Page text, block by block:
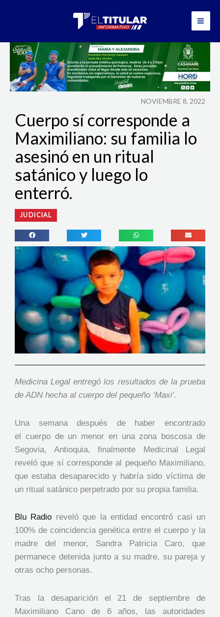
NOVIEMBRE 8, 2022
Cuerpo sí corresponde a
Maximiliano: su familia lo
asesinó en un ritual
satánico y luego lo
enterró.
JUDICIAL
Medicina Legal entregó los resultados de la prueba
de ADN hecha al cuerpo del pequeño ‘Maxi’.
Una semana después de haber encontrado
el cuerpo de un menor en una zona boscosa de
Segovia, Antioquia, finalmente Medicinal Legal
reveló que sí corresponde al pequeño Maximiliano,
que estaba desaparecido y habría sido víctima de
un ritual satánico perpetrado por su propia familia.
Blu Radio reveló que la entidad encontró casi un
100% de coincidencia genética entre el cuerpo y la
madre del menor, Sandra Patricia Caro, que
permanece detenida junto a su madre, su pareja y
otras ocho personas.
Tras la desaparición el 21 de septiembre de
Maximiliano Cano de 6 años, las autoridades